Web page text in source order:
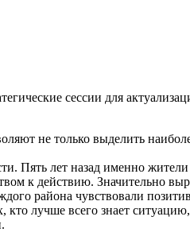
сессии для
не только выделить
Пять лет назад именно
к действию. Значительно
района чувствовали
лучше всего знает